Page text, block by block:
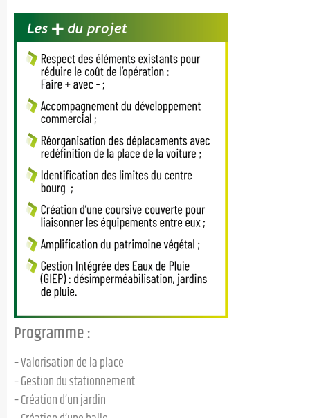
Programme :
– Valorisation de la place
– Gestion du stationnement
– Création d’un jardin